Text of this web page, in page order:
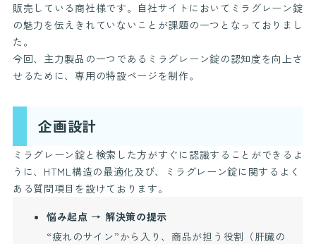
販売している商社様です。自社サイトにおいてミラグレーン錠
の魅力を伝えきれていないことが課題の一つとなっておりまし
た。
今回、主力製品の一つであるミラグレーン錠の認知度を向上さ
せるために、専用の特設ページを制作。
企画設計
ミラグレーン錠と検索した方がすぐに認識することができるよ
うに、HTML構造の最適化及び、ミラグレーン錠に関するよく
ある質問項目を設けております。
悩み起点 → 解決策の提示
“疲れのサイン”から入り、商品が担う役割（肝臓の